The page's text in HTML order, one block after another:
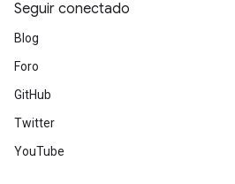
Seguir conectado
Blog
Foro
GitHub
Twitter
YouTube